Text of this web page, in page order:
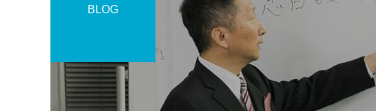
歯科医院の税理士比較｜良
い税理士を見極める方法 を
歯科医院
歯科医院の税理士相談｜相
談前に準備すること をわか
りやすく解説
歯科医院
士へ依頼
やさしく解
BLOG